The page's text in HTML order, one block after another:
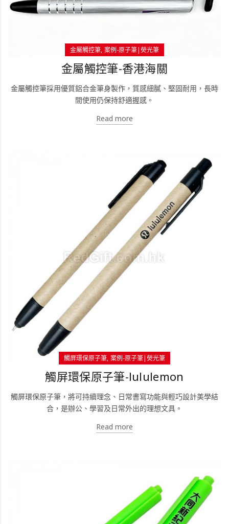
金屬觸控筆 案例-原子筆|熒光筆
金屬觸控筆-香港海關
金屬觸控筆採用優質鋁合金筆身製作，質感細膩、堅固耐用，長時
間使用仍保持舒適握感。
Read more
觸屏環保原子筆 案例-原子筆|熒光筆
觸屏環保原子筆-lululemon
觸屏環保原子筆，將可持續理念、日常書寫功能與輕巧設計美學結
合，是辦公、學習及日常外出的理想文具。
Read more